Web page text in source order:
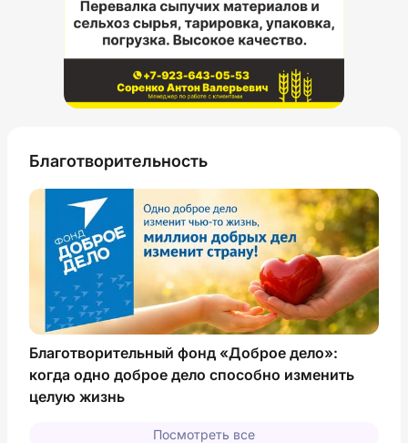
Благотворительность
Благотворительный фонд «Доброе дело»:
когда одно доброе дело способно изменить
целую жизнь
Посмотреть все